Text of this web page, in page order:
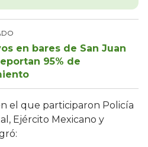
en bares de San Juan
95% de
el que participaron Policía
Ejército Mexicano y